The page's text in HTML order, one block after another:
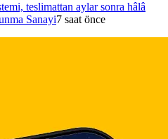
teslimattan aylar sonra hâlâ
Sanayi7 saat önce